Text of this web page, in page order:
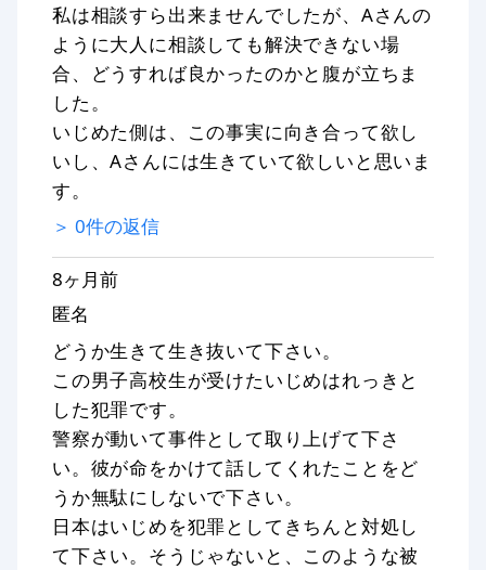
私は相談すら出来ませんでしたが、Aさんの
ように大人に相談しても解決できない場
合、どうすれば良かったのかと腹が立ちま
した。
いじめた側は、この事実に向き合って欲し
いし、Aさんには生きていて欲しいと思いま
す。
＞ 0件の返信
8ヶ月前
匿名
どうか生きて生き抜いて下さい。
この男子高校生が受けたいじめはれっきと
した犯罪です。
警察が動いて事件として取り上げて下さ
い。彼が命をかけて話してくれたことをど
うか無駄にしないで下さい。
日本はいじめを犯罪としてきちんと対処し
て下さい。そうじゃないと、このような被